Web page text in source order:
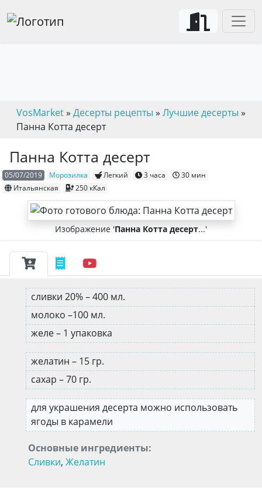
VosMarket» Десерты рецепты » Лучшие десерты »
Панна Котта десерт
Панна Котта десерт
05/07/2019 Морозилка Легкий 3 часа
30 мин
Итальянская
250 кКал
Изображение 'Панна Котта десерт...'
сливки 20% – 400 мл.
молоко –100 мл.
желе – 1 упаковка
желатин – 15 гр.
сахар – 70 гр.
для украшения десерта можно использовать
ягоды в карамели
Основные ингредиенты:
Сливки, Желатин